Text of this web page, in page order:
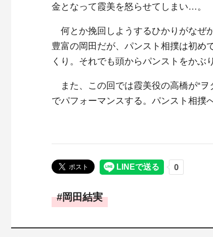
金となって霞美を怒らせてしまい…。
何とか挽回しようするひかりがなぜ
豊富の岡田だが、パンスト相撲は初め
くり。それでも頭からパンストをかぶ
また、この回では霞美役の高橋が“ヲ
でパフォーマンスする。パンスト相撲
岡田結実